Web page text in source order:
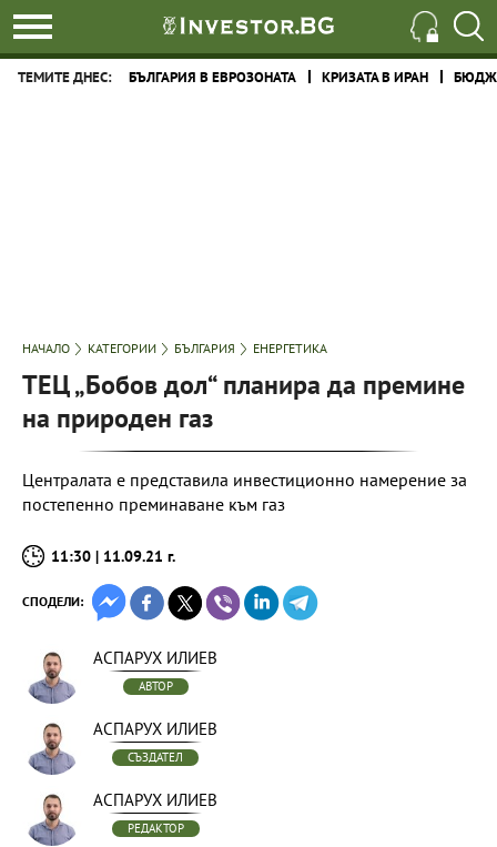
ТЕМИТЕ ДНЕС: БЪЛГАРИЯ В ЕВРОЗОНАТА КРИЗАТА В ИРАН
НАЧАЛО КАТЕГОРИИ БЪЛГАРИЯ ЕНЕРГЕТИКА
ТЕЦ „Бобов дол“ планира да премине
на природен газ
Централата е представила инвестиционно намерение за
постепенно преминаване към газ
11:30 | 11.09.21 г.
СПОДЕЛИ:
АСПАРУХ ИЛИЕВ
АВТОР
АСПАРУХ ИЛИЕВ
СЪЗДАТЕЛ
АСПАРУХ ИЛИЕВ
РЕДАКТОР